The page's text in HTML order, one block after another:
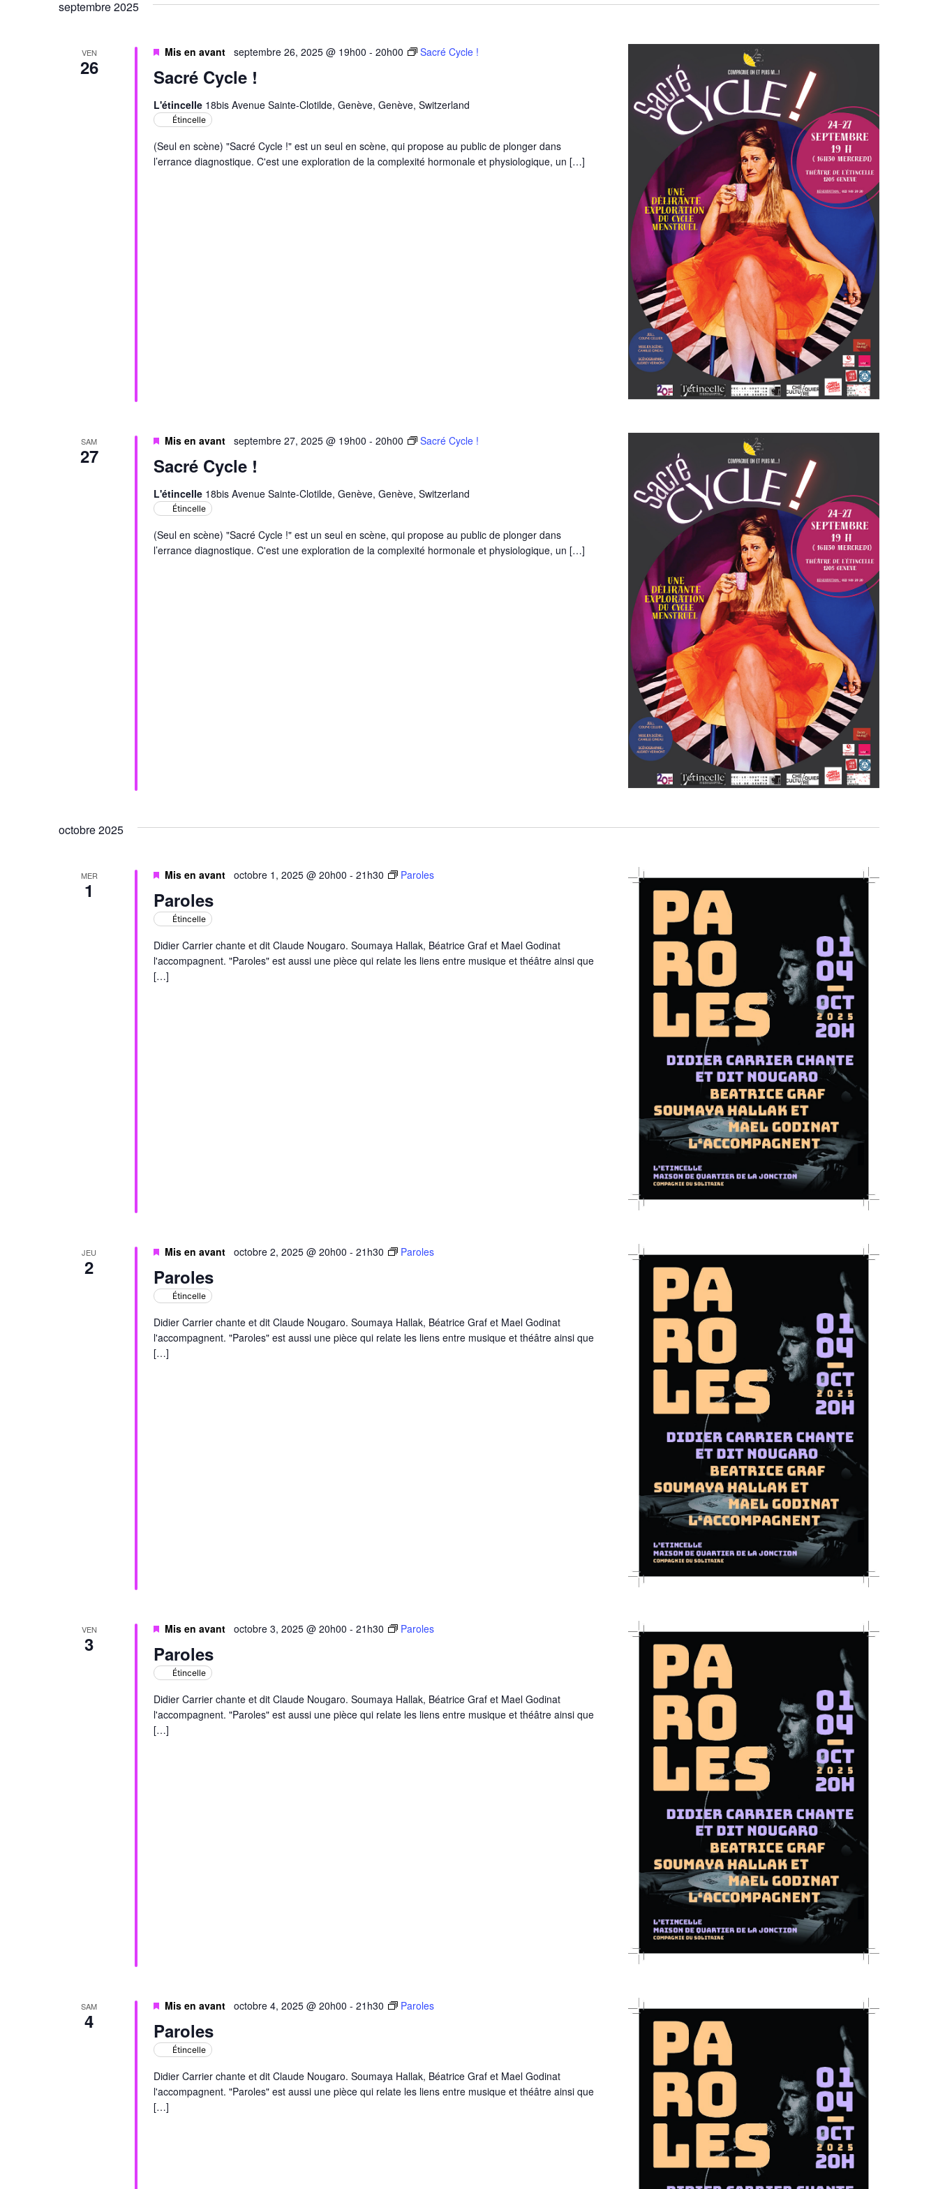
Évènements
septembre 2025
VEN
26 Sacré Cycle !
Mis en avant septembre 26, 2025 @ 19h00 - 20h00 Sacré Cycle !
L'étincelle 18bis Avenue Sainte-Clotilde, Genève, Genève, Switzerland
Étincelle
(Seul en scène) "Sacré Cycle !" est un seul en scène, qui propose au public de plonger dans
l’errance diagnostique. C'est une exploration de la complexité hormonale et physiologique, un […]
SAM
27 Sacré Cycle !
Mis en avant septembre 27, 2025 @ 19h00 - 20h00 Sacré Cycle !
L'étincelle 18bis Avenue Sainte-Clotilde, Genève, Genève, Switzerland
Étincelle
(Seul en scène) "Sacré Cycle !" est un seul en scène, qui propose au public de plonger dans
l’errance diagnostique. C'est une exploration de la complexité hormonale et physiologique, un […]
octobre 2025
MER
1 Paroles
Mis en avant octobre 1, 2025 @ 20h00 - 21h30 Paroles
Étincelle
Didier Carrier chante et dit Claude Nougaro. Soumaya Hallak, Béatrice Graf et Mael Godinat
l'accompagnent. "Paroles" est aussi une pièce qui relate les liens entre musique et théâtre ainsi que
[…]
JEU
2 Paroles
Mis en avant octobre 2, 2025 @ 20h00 - 21h30 Paroles
Étincelle
Didier Carrier chante et dit Claude Nougaro. Soumaya Hallak, Béatrice Graf et Mael Godinat
l'accompagnent. "Paroles" est aussi une pièce qui relate les liens entre musique et théâtre ainsi que
[…]
VEN
3 Paroles
Mis en avant octobre 3, 2025 @ 20h00 - 21h30 Paroles
Étincelle
Didier Carrier chante et dit Claude Nougaro. Soumaya Hallak, Béatrice Graf et Mael Godinat
l'accompagnent. "Paroles" est aussi une pièce qui relate les liens entre musique et théâtre ainsi que
[…]
SAM
4 Paroles
Mis en avant octobre 4, 2025 @ 20h00 - 21h30 Paroles
Étincelle
Didier Carrier chante et dit Claude Nougaro. Soumaya Hallak, Béatrice Graf et Mael Godinat
l'accompagnent. "Paroles" est aussi une pièce qui relate les liens entre musique et théâtre ainsi que
[…]